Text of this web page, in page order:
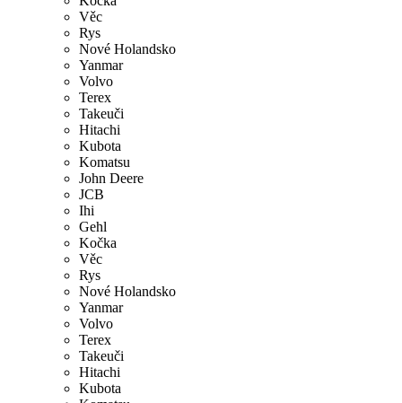
Věc
Rys
Nové Holandsko
Yanmar
Volvo
Terex
Takeuči
Hitachi
Kubota
Komatsu
John Deere
JCB
Ihi
Gehl
Kočka
Věc
Rys
Nové Holandsko
Yanmar
Volvo
Terex
Takeuči
Hitachi
Kubota